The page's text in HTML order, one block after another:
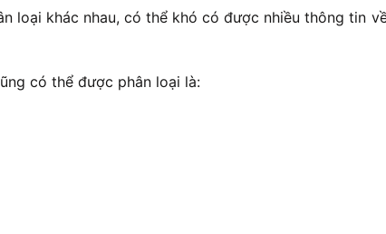
loại khác nhau, có thể khó có được nhiều thông tin
có thể được phân loại là: